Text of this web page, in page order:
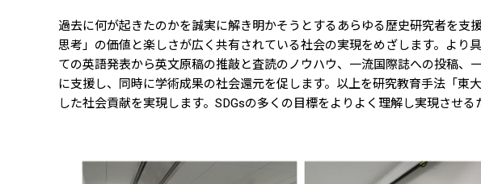
過去に何が起きたのかを誠実に解き明かそうとするあらゆる歴史研究者を
思考」の価値と楽しさが広く共有されている社会の実現をめざします。よ
ての英語発表から英文原稿の推敲と査読のノウハウ、一流国際誌への投稿
に支援し、同時に学術成果の社会還元を促します。以上を研究教育手法「
した社会貢献を実現します。SDGsの多くの目標をよりよく理解し実現させる